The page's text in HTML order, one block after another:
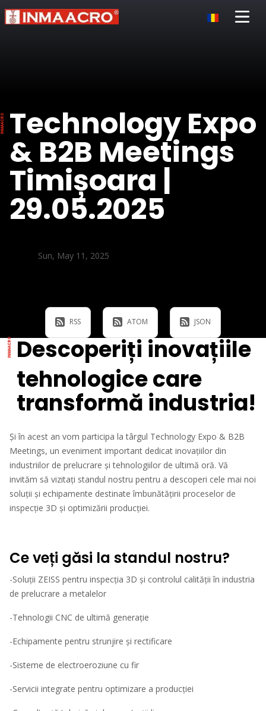
Open
Technology Expo
& B2B Meetings
Timișoara |
29.05.2025
Sun, May 11, 2025
RSS ATOM JSON
Descoperiți inovațiile
tehnologice care
transformă industria!
Și în acest an vom participa la târgul Technology Expo & B2B
Meetings, un eveniment important dedicat inovațiilor din
industriilor de prelucrare și tehnologiilor de ultimă oră. Vă
invităm să vizitați standul nostru pentru a descoperi cele mai noi
soluții și echipamente destinate îmbunătățirii proceselor de
inspecție 3D și optimizării producției.
Ce veți găsi la standul nostru?
-Soluții ZEISS pentru inspecția 3D și controlul calității în industria
de prelucrare a metalelor
-Tehnologii CNC de ultimă generație
-Echipamente pentru strunjire și rectificare
-Sisteme de electroeroziune cu fir
-Servicii integrate pentru optimizare a producției